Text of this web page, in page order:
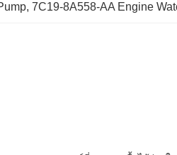
7C19-8A558-AA Engine